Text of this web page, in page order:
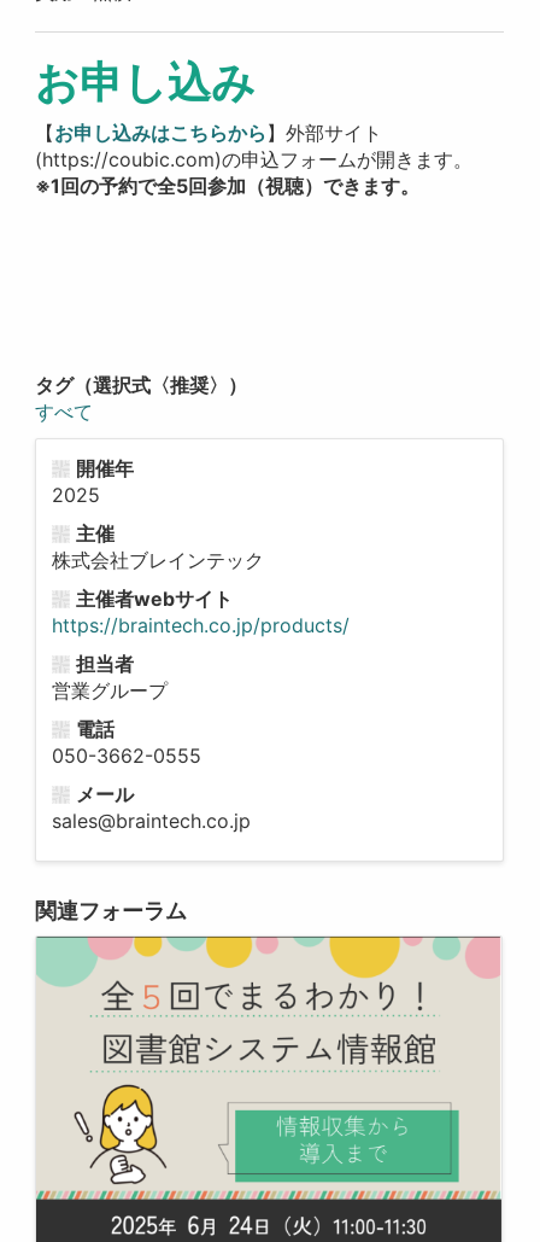
お申し込み
【お申し込みはこちらから 】外部サイト
(https://coubic.com)の申込フォームが開きます。
※1回の予約で全5回参加（視聴）できます。
タグ（選択式〈推奨〉）
すべて
開催年
2025
主催
株式会社ブレインテック
主催者webサイト
https://braintech.co.jp/products/
担当者
営業グループ
電話
050-3662-0555
メール
sales@braintech.co.jp
関連フォーラム